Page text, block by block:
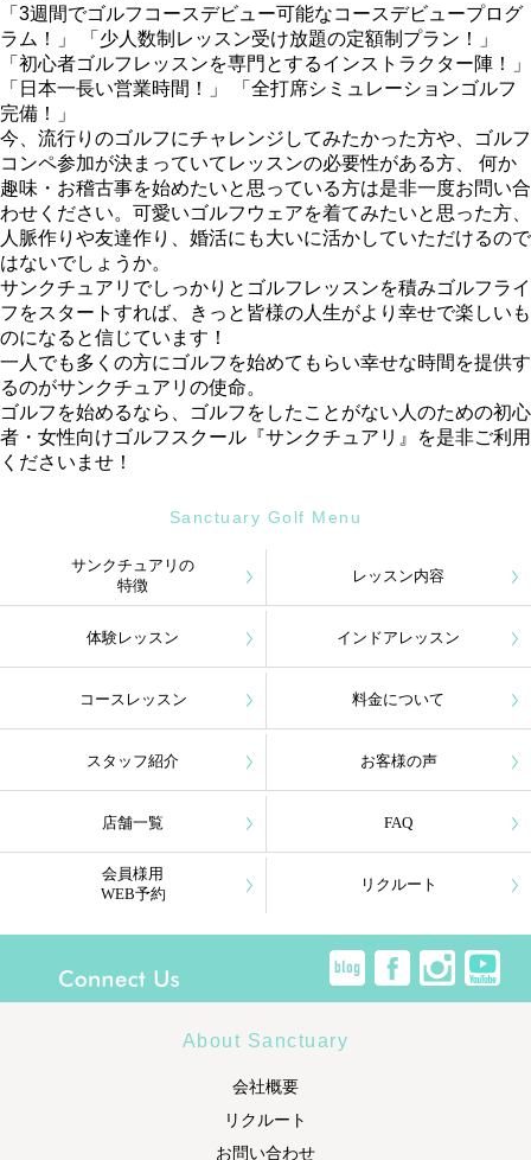
「3週間でゴルフコースデビュー可能なコースデビュープログ
ラム！」 「少人数制レッスン受け放題の定額制プラン！」
「初心者ゴルフレッスンを専門とするインストラクター陣！」
「日本一長い営業時間！」 「全打席シミュレーションゴルフ
完備！」
今、流行りのゴルフにチャレンジしてみたかった方や、ゴルフ
コンペ参加が決まっていてレッスンの必要性がある方、 何か
趣味・お稽古事を始めたいと思っている方は是非一度お問い合
わせください。可愛いゴルフウェアを着てみたいと思った方、
人脈作りや友達作り、婚活にも大いに活かしていただけるので
はないでしょうか。
サンクチュアリでしっかりとゴルフレッスンを積みゴルフライ
フをスタートすれば、きっと皆様の人生がより幸せで楽しいも
のになると信じています！
一人でも多くの方にゴルフを始めてもらい幸せな時間を提供す
るのがサンクチュアリの使命。
ゴルフを始めるなら、ゴルフをしたことがない人のための初心
者・女性向けゴルフスクール『サンクチュアリ』を是非ご利用
くださいませ！
Sanctuary Golf Menu
サンクチュアリの
特徴
レッスン内容
体験レッスン インドアレッスン
コースレッスン 料金について
スタッフ紹介 お客様の声
店舗一覧 FAQ
会員様用
WEB予約
リクルート
About Sanctuary
会社概要
リクルート
お問い合わせ